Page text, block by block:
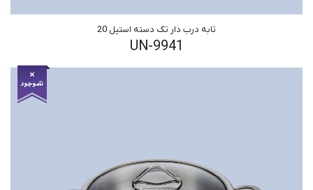
تابه درب دار تک دسته استیل 20
UN-9941